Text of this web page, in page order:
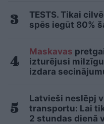
TESTS. Tikai
spēs iegūt 80%
Maskavas
izturējusi
izdara
Latvieši neslēpj
transportu: Lai
2 stundas dienā